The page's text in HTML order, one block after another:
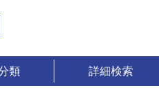
類 詳細検索